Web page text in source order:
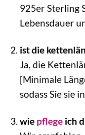
925er Sterling
Lebensdauer
ist die
Ja, die
[Minimale
sodass Sie sie
wie pflegeich